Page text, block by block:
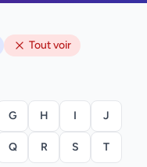
Tout voir
G H I J
Q R S T